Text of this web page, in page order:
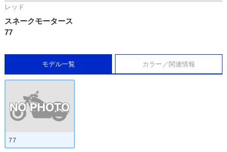
レッド
スネークモータース
77
モデル一覧 カラー／関連情報
77